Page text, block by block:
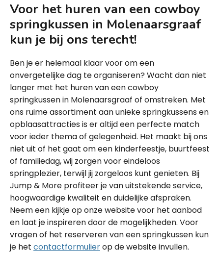
Voor het huren van een cowboy
springkussen in Molenaarsgraaf
kun je bij ons terecht!
Ben je er helemaal klaar voor om een
onvergetelijke dag te organiseren? Wacht dan niet
langer met het huren van een cowboy
springkussen in Molenaarsgraaf of omstreken. Met
ons ruime assortiment aan unieke springkussens en
opblaasattracties is er altijd een perfecte match
voor ieder thema of gelegenheid. Het maakt bij ons
niet uit of het gaat om een kinderfeestje, buurtfeest
of familiedag, wij zorgen voor eindeloos
springplezier, terwijl jij zorgeloos kunt genieten. Bij
Jump & More profiteer je van uitstekende service,
hoogwaardige kwaliteit en duidelijke afspraken.
Neem een kijkje op onze website voor het aanbod
en laat je inspireren door de mogelijkheden. Voor
vragen of het reserveren van een springkussen kun
je het contactformulierop de website invullen.